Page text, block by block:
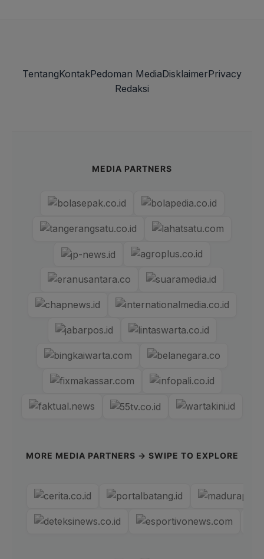
TentangKontakPedoman MediaDisklaimerPrivacy
Redaksi
MEDIA PARTNERS
MORE MEDIA PARTNERS → SWIPE TO EXPLORE